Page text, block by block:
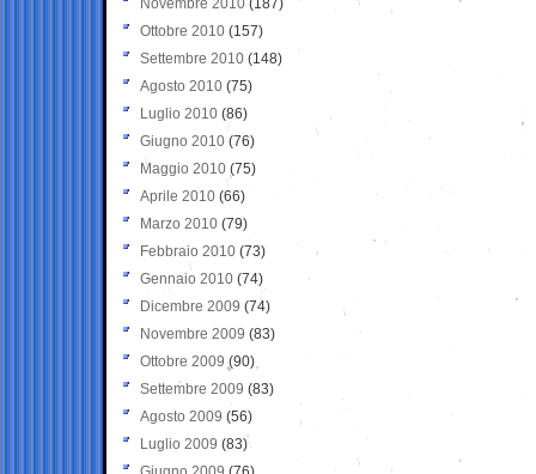
Novembre 2010 (187)
Ottobre 2010 (157)
Settembre 2010 (148)
Agosto 2010 (75)
Luglio 2010 (86)
Giugno 2010 (76)
Maggio 2010 (75)
Aprile 2010 (66)
Marzo 2010 (79)
Febbraio 2010 (73)
Gennaio 2010 (74)
Dicembre 2009 (74)
Novembre 2009 (83)
Ottobre 2009 (90)
Settembre 2009 (83)
Agosto 2009 (56)
Luglio 2009 (83)